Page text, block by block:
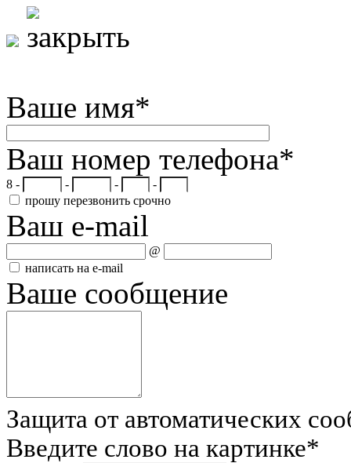
Ваше имя*
Ваш номер телефона*
8 - - -
-
прошу перезвонить срочно
Ваш e-mail
@
написать на e-mail
Ваше сообщение
Защита от автоматических
Введите слово на картинке*